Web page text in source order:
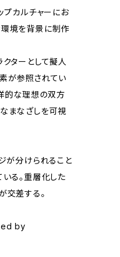
プカルチャーにお
境を背景に制作
ターとして擬人
が参照されてい
的な理想の双方
まなざしを可視
が分けられること
る。重層化した
交差する。
by